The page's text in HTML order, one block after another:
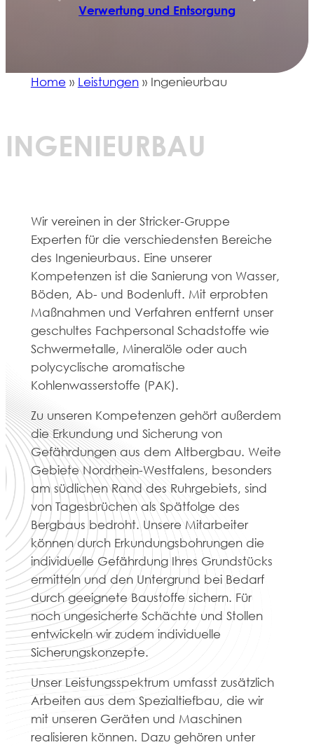
Verwertung und Entsorgung
Home» Leistungen» Ingenieurbau
INGENIEURBAU
Wir vereinen in der Stricker-Gruppe
Experten für die verschiedensten Bereiche
des Ingenieurbaus. Eine unserer
Kompetenzen ist die Sanierung von Wasser,
Böden, Ab- und Bodenluft. Mit erprobten
Maßnahmen und Verfahren entfernt unser
geschultes Fachpersonal Schadstoffe wie
Schwermetalle, Mineralöle oder auch
polycyclische aromatische
Kohlenwasserstoffe (PAK).
Zu unseren Kompetenzen gehört außerdem
die Erkundung und Sicherung von
Gefährdungen aus dem Altbergbau. Weite
Gebiete Nordrhein-Westfalens, besonders
am südlichen Rand des Ruhrgebiets, sind
von Tagesbrüchen als Spätfolge des
Bergbaus bedroht. Unsere Mitarbeiter
können durch Erkundungsbohrungen die
individuelle Gefährdung Ihres Grundstücks
ermitteln und den Untergrund bei Bedarf
durch geeignete Baustoffe sichern. Für
noch ungesicherte Schächte und Stollen
entwickeln wir zudem individuelle
Sicherungskonzepte.
Unser Leistungsspektrum umfasst zusätzlich
Arbeiten aus dem Spezialtiefbau, die wir
mit unseren Geräten und Maschinen
realisieren können. Dazu gehören unter